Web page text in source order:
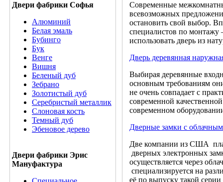
Двери фабрики Софья
Алюминий
Белая эмаль
Бубинго
Бук
Венге
Вишня
Беленый дуб
Зебрано
Золотистый дуб
Серебристый металлик
Слоновая кость
Темный дуб
Эбеновое дерево
Двери фабрики Эрис
Мануфактура
Современные
всевозможных
остановить свой выбор.
специалистов по монтажу
использовать дверь из
Дверь деревянная
Выбирая деревянные
основным требованиям
не очень совпадает с
современной
современном
Дверные замки с
Две компании из США
дверных электронных
осуществляется через
специализируется на
её по выпуску такой